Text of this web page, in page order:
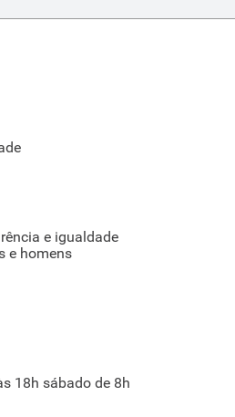
e igualdade
e homens
18h sábado de 8h